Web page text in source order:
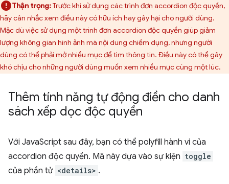
Thận trọng:Trước khi sử dụng các trình đơn accordion độc quyền,
hãy cân nhắc xem điều này có hữu ích hay gây hại cho người dùng.
Mặc dù việc sử dụng một trình đơn accordion độc quyền giúp giảm
lượng không gian hình ảnh mà nội dung chiếm dụng, nhưng người
dùng có thể phải mở nhiều mục để tìm thông tin. Điều này có thể gây
khó chịu cho những người dùng muốn xem nhiều mục cùng một lúc.
Thêm tính năng tự động điền cho danh
sách xếp dọc độc quyền
Với JavaScript sau đây, bạn có thể polyfill hành vi của
accordion độc quyền. Mã này dựa vào sự kiện toggle
của phần tử <details> .